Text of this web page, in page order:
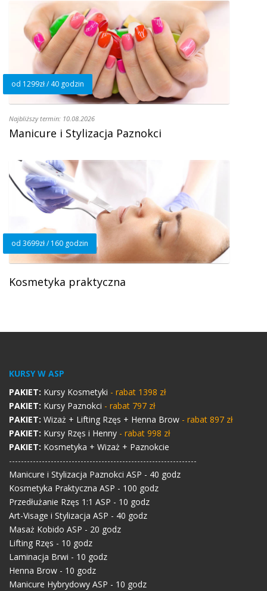
od 1299zł / 40 godzin
Najbliższy termin: 10.08.2026
Manicure i Stylizacja Paznokci
od 3699zł / 160 godzin
Kosmetyka praktyczna
KURSY W ASP
PAKIET: Kursy Kosmetyki - rabat 1398 zł
PAKIET: Kursy Paznokci - rabat 797 zł
PAKIET: Wizaż + Lifting Rzęs + Henna Brow - rabat 897 zł
PAKIET: Kursy Rzęs i Henny - rabat 998 zł
PAKIET: Kosmetyka + Wizaż + Paznokcie
---------------------------------------------------------------
Manicure i Stylizacja Paznokci ASP - 40 godz
Kosmetyka Praktyczna ASP - 100 godz
Przedłużanie Rzęs 1:1 ASP - 10 godz
Art-Visage i Stylizacja ASP - 40 godz
Masaż Kobido ASP - 20 godz
Lifting Rzęs - 10 godz
Laminacja Brwi - 10 godz
Henna Brow - 10 godz
Manicure Hybrydowy ASP - 10 godz